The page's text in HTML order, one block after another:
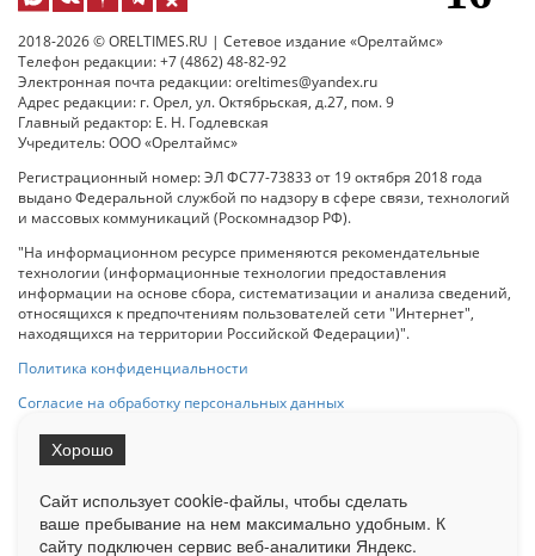
2018-2026 © ORELTIMES.RU | Сетевое издание «Орелтаймс»
Телефон редакции: +7 (4862) 48-82-92
Электронная почта редакции: oreltimes@yandex.ru
Адрес редакции: г. Орел, ул. Октябрьская, д.27, пом. 9
Главный редактор: Е. Н. Годлевская
Учредитель: ООО «Орелтаймс»
Регистрационный номер: ЭЛ ФС77-73833 от 19 октября 2018 года
выдано Федеральной службой по надзору в сфере связи, технологий
и массовых коммуникаций (Роскомнадзор РФ).
"На информационном ресурсе применяются рекомендательные
технологии (информационные технологии предоставления
информации на основе сбора, систематизации и анализа сведений,
относящихся к предпочтениям пользователей сети "Интернет",
находящихся на территории Российской Федерации)".
Политика конфиденциальности
Согласие на обработку персональных данных
При использовании любого материала с данного сайта гипер-ссылка
на Сетевое издание «ОрелТаймс» обязательна.
Ограниченная статистика посещаемости доступна на сайте
Сайт использует cookie-файлы, чтобы сделать
ваше пребывание на нем максимально удобным. К
cайту подключен сервис веб-аналитики Яндекс.
Хорошо